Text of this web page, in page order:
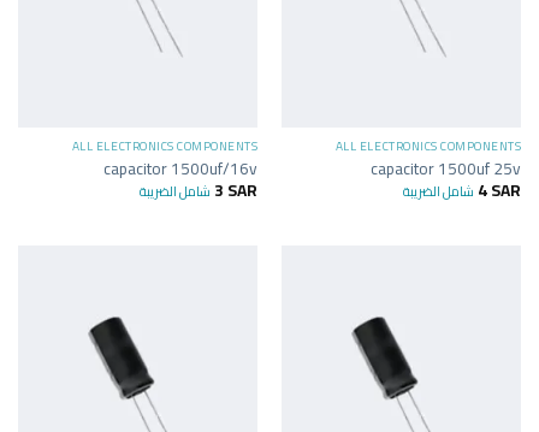
ALL ELECTRONICS COMPONENTS
capacitor 1500uf 25v
4SAR شامل الضريبة
ALL ELECTRONICS COMPONENTS
capacitor 1500uf/16v
3SAR شامل الضريبة